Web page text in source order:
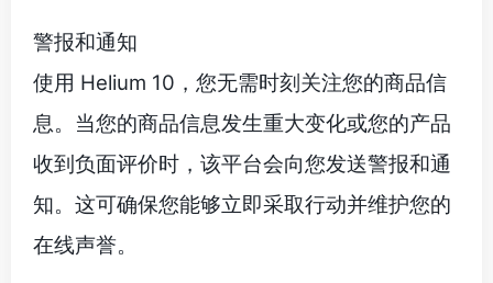
警报和通知
使用 Helium 10，您无需时刻关注您的商品信
息。当您的商品信息发生重大变化或您的产品
收到负面评价时，该平台会向您发送警报和通
知。这可确保您能够立即采取行动并维护您的
在线声誉。